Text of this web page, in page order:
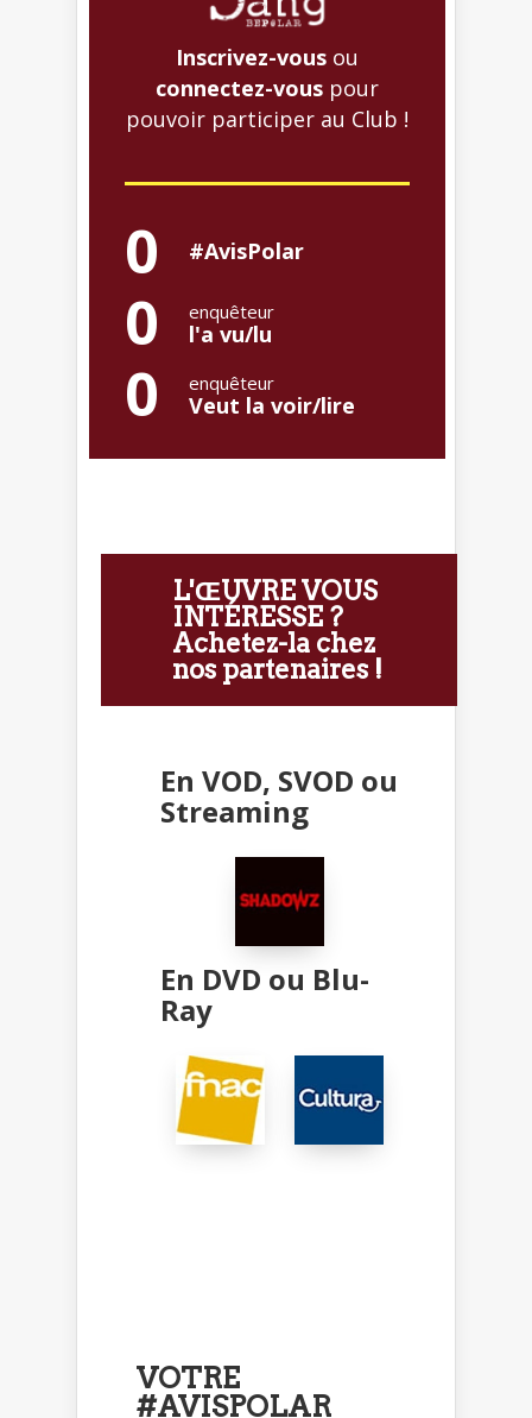
Inscrivez-vous ou
connectez-vous pour
pouvoir participer au Club !
0 #AvisPolar
0 enquêteur
l'a vu/lu
0 enquêteur
Veut la voir/lire
L'ŒUVRE VOUS
INTÉRESSE ?
Achetez-la chez
nos partenaires !
En VOD, SVOD ou
Streaming
En DVD ou Blu-
Ray
VOTRE
#AVISPOLAR